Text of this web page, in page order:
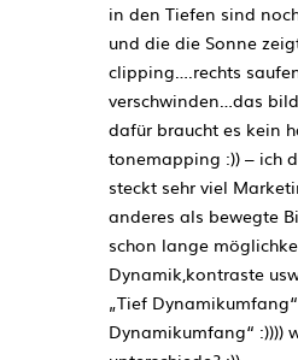
in den Tiefen sind
und die die Sonne
clipping….rechts
verschwinden…das
dafür braucht es kein
tonemapping :)) – ich
steckt sehr viel
anderes als bewegte
schon lange
Dynamik,kontraste
„Tief
Dynamikumfang“ :))))